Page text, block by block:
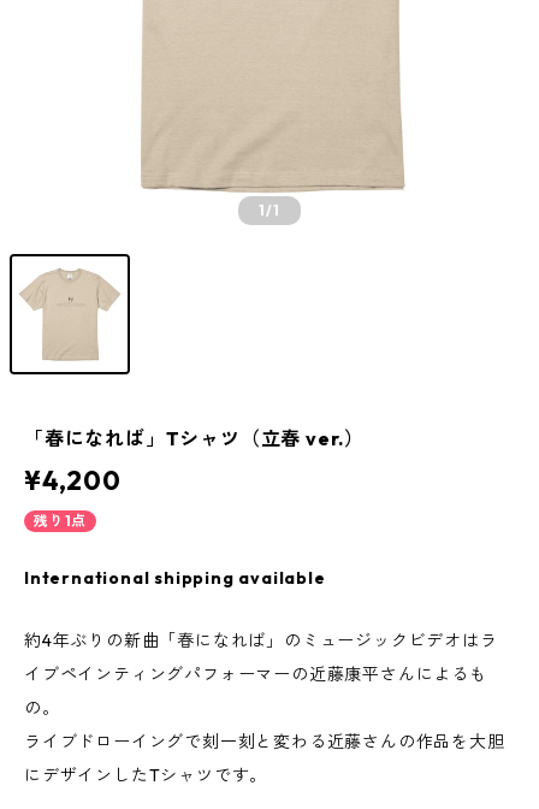
1/1
「春になれば」Tシャツ（立春 ver.）
¥4,200
残り1点
International shipping available
約4年ぶりの新曲「春になれば」のミュージックビデオはラ
イブペインティングパフォーマーの近藤康平さんによるも
の。
ライブドローイングで刻一刻と変わる近藤さんの作品を大胆
にデザインしたTシャツです。